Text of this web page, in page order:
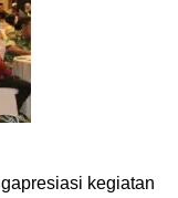
kegiatan